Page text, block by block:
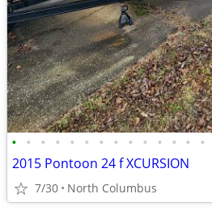
• • • • • • • • • • • • • •
2015 Pontoon 24 f XCURSION
7/30 North Columbus